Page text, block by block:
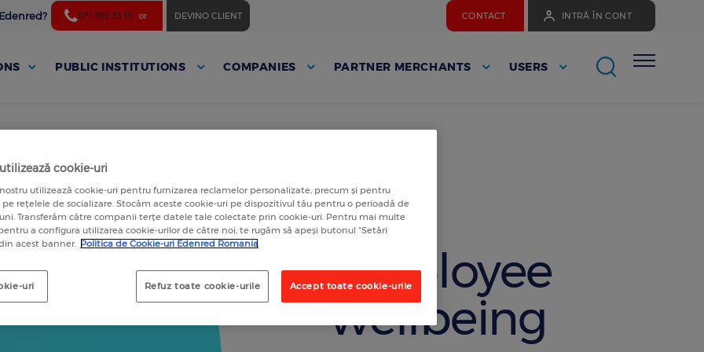
021 301 33 15 or DEVINO CLIENT CONTACT INTRĂ ÎN CONT
PUBLIC INSTITUTIONS COMPANIES PARTNER MERCHANTS USERS
Employee
wellbeing
cookie-uri
utilizează cookie-uri pentru furnizarea reclamelor personalizate, precum și pentru
rețelele de socializare. Stocăm aceste cookie-uri pe dispozitivul tău pentru o perioadă de
Transferăm către companii terțe datele tale colectate prin cookie-uri. Pentru mai multe
a configura utilizarea cookie-urilor de către noi, te rugăm să apeși butonul “Setări
acest banner. Politica de Cookie-uri Edenred Romania
uri Refuz toate cookie-urile Accept toate cookie-urile